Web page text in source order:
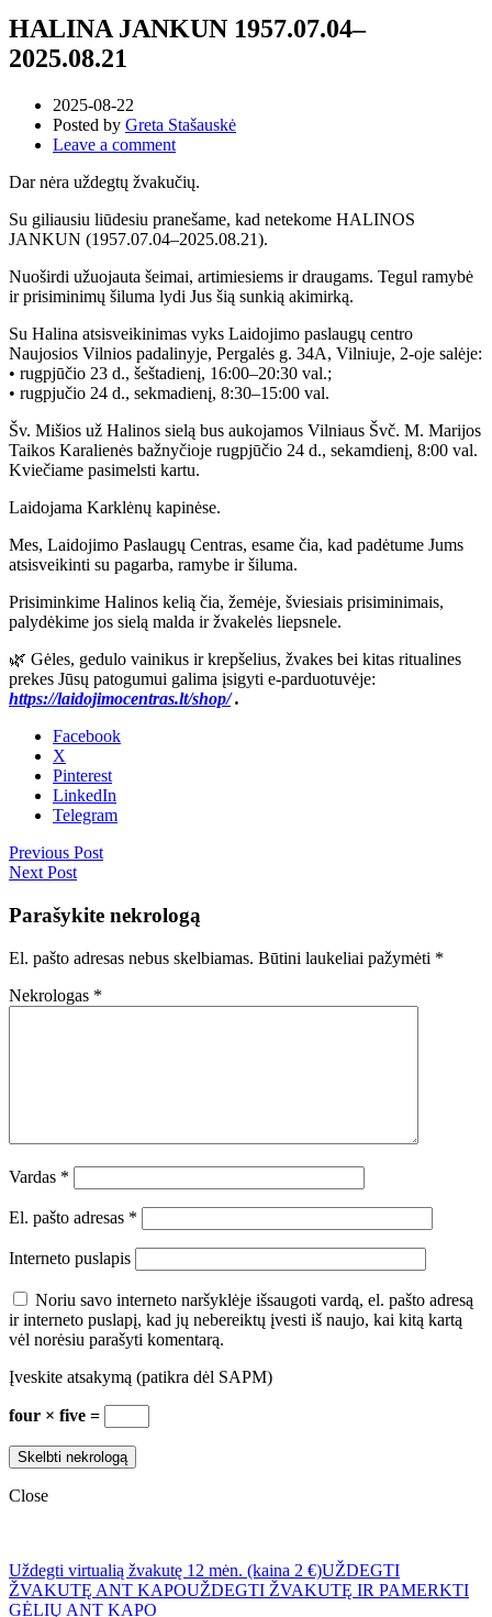
HALINA JANKUN 1957.07.04–
2025.08.21
2025-08-22
Posted by Greta Stašauskė
Leave a comment
Dar nėra uždegtų žvakučių.
Su giliausiu liūdesiu pranešame, kad netekome HALINOS
JANKUN (1957.07.04–2025.08.21).
Nuoširdi užuojauta šeimai, artimiesiems ir draugams. Tegul ramybė
ir prisiminimų šiluma lydi Jus šią sunkią akimirką.
Su Halina atsisveikinimas vyks Laidojimo paslaugų centro
Naujosios Vilnios padalinyje, Pergalės g. 34A, Vilniuje, 2-oje salėje:
• rugpjūčio 23 d., šeštadienį, 16:00–20:30 val.;
• rugpjučio 24 d., sekmadienį, 8:30–15:00 val.
Šv. Mišios už Halinos sielą bus aukojamos Vilniaus Švč. M. Marijos
Taikos Karalienės bažnyčioje rugpjūčio 24 d., sekamdienį, 8:00 val.
Kviečiame pasimelsti kartu.
Laidojama Karklėnų kapinėse.
Mes, Laidojimo Paslaugų Centras, esame čia, kad padėtume Jums
atsisveikinti su pagarba, ramybe ir šiluma.
Prisiminkime Halinos kelią čia, žemėje, šviesiais prisiminimais,
palydėkime jos sielą malda ir žvakelės liepsnele.
🌿 Gėles, gedulo vainikus ir krepšelius, žvakes bei kitas ritualines
prekes Jūsų patogumui galima įsigyti e-parduotuvėje:
https://laidojimocentras.lt/shop/.
Facebook
X
Pinterest
LinkedIn
Telegram
Previous Post
Next Post
Parašykite nekrologą
El. pašto adresas nebus skelbiamas. Būtini laukeliai pažymėti *
Nekrologas *
Vardas *
El. pašto adresas *
Interneto puslapis
Noriu savo interneto naršyklėje išsaugoti vardą, el. pašto adresą
ir interneto puslapį, kad jų nebereiktų įvesti iš naujo, kai kitą kartą
vėl norėsiu parašyti komentarą.
Įveskite atsakymą (patikra dėl SAPM)
four × five =
Close
Uždegti virtualią žvakutę 12 mėn. (kaina 2 €)UŽDEGTI
ŽVAKUTĘ ANT KAPOUŽDEGTI ŽVAKUTĘ IR PAMERKTI
GĖLIŲ ANT KAPO